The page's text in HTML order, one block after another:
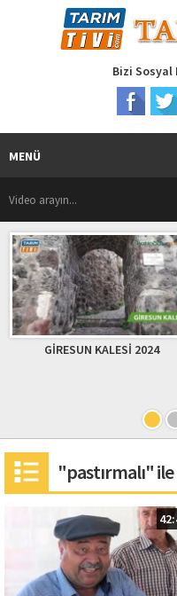
Bizi Sosyal
MENÜ
KALESİ 2024
Suyu
çiftçiler
"pastırmalı"